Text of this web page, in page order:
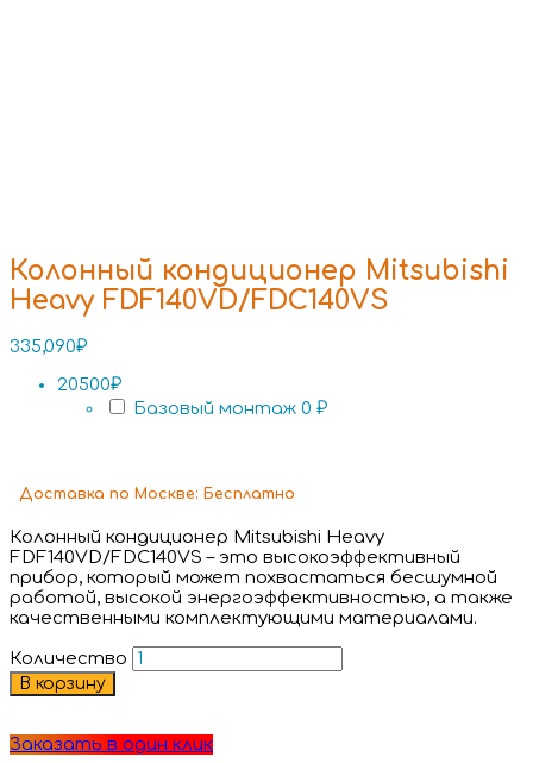
Колонный кондиционер Mitsubishi
Heavy FDF140VD/FDC140VS
335,090₽
20500₽
Базовый монтаж 0 ₽
Доставка по Москве: Бесплатно
Колонный кондиционер Mitsubishi Heavy
FDF140VD/FDC140VS – это высокоэффективный
прибор, который может похвастаться бесшумной
работой, высокой энергоэффективностью, а также
качественными комплектующими материалами.
Количество
В корзину
Заказать в один клик